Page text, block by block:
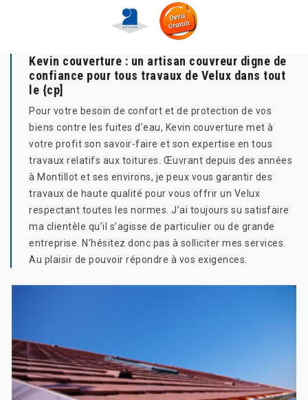
Kevin couverture : un artisan couvreur digne de
confiance pour tous travaux de Velux dans tout
le {cp]
Pour votre besoin de confort et de protection de vos
biens contre les fuites d’eau, Kevin couverture met à
votre profit son savoir-faire et son expertise en tous
travaux relatifs aux toitures. Œuvrant depuis des années
à Montillot et ses environs, je peux vous garantir des
travaux de haute qualité pour vous offrir un Velux
respectant toutes les normes. J’ai toujours su satisfaire
ma clientèle qu’il s’agisse de particulier ou de grande
entreprise. N’hésitez donc pas à solliciter mes services.
Au plaisir de pouvoir répondre à vos exigences.